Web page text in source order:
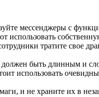
мессенджеры с
использовать
тратите свое
должен быть длинным и
использовать
и не храните их в